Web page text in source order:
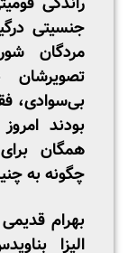
جنسیتی
مردگان
تصویرشان
بی‌سوادی،
بودند
همگان
چگونه به
بهرام
الیزا